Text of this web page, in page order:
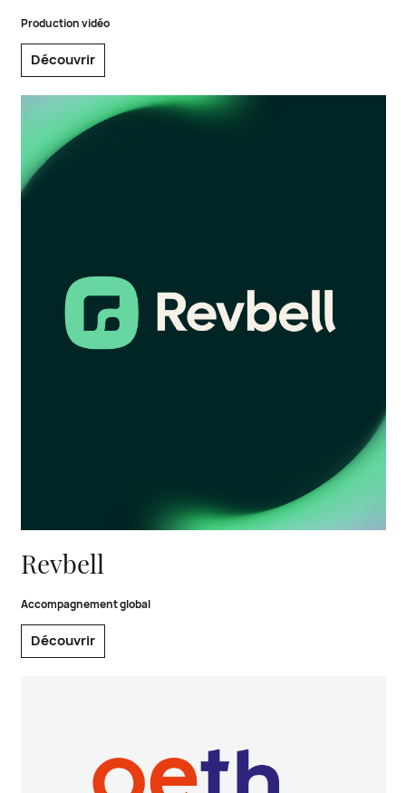
Production vidéo
Découvrir
Revbell
Accompagnement global
Découvrir